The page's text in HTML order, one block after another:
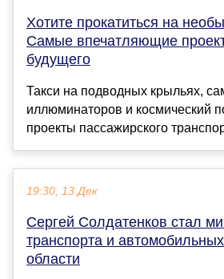
Хотите прокатиться на
Самые впечатляющие
будущего
Такси на подводных крыльях,
иллюминаторов и космический
проекты пассажирского
19:30, 13 Дек
Сергей Солдатенков стал
транспорта и
области